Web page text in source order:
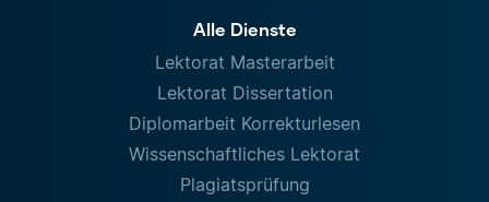
Alle Dienste
Lektorat Masterarbeit
Lektorat Dissertation
Diplomarbeit Korrekturlesen
Wissenschaftliches Lektorat
Plagiatsprüfung